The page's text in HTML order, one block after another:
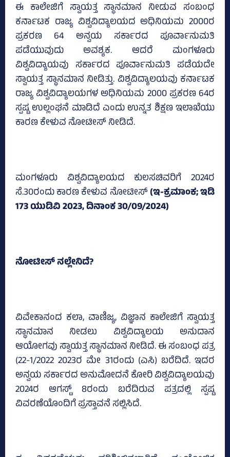
ಈ ಕಾಲೇಜಿಗೆ ಸ್ವಾಯತ್ತ ಸ್ಥಾನಮಾನ ನೀಡುವ ಸಂಬಂಧ
ಕರ್ನಾಟಕ ರಾಜ್ಯ ವಿಶ್ವವಿದ್ಯಾಲಯದ ಅಧಿನಿಯಮ 2000ರ
ಪ್ರಕರಣ 64 ಅನ್ವಯ ಸರ್ಕಾರದ ಪೂರ್ವಾನುಮತಿ
ಪಡೆಯುವುದು ಅವಶ್ಯಕ. ಆದರೆ ಮಂಗಳೂರು
ವಿಶ್ವವಿದ್ಯಾಯವು ಸರ್ಕಾರದ ಪೂರ್ವಾನುಮತಿ ಪಡೆಯದೇ
ಸ್ವಾಯತ್ತ ಸ್ಥಾನಮಾನ ನೀಡಿತ್ತು. ವಿಶ್ವವಿದ್ಯಾಲಯವು ಕರ್ನಾಟಕ
ರಾಜ್ಯ ವಿಶ್ವವಿದ್ಯಾಲಯಗಳ ಅಧಿನಿಯಮ 2000 ಪ್ರಕರಣ 64ರ
ಸ್ಪಷ್ಟ ಉಲ್ಲಂಘನೆ ಮಾಡಿದೆ ಎಂದು ಉನ್ನತ ಶಿಕ್ಷಣ ಇಲಾಖೆಯು
ಕಾರಣ ಕೇಳುವ ನೋಟೀಸ್‌ ನೀಡಿದೆ.
ಮಂಗಳೂರು ವಿಶ್ವವಿದ್ಯಾಲಯದ ಕುಲಸಚಿವರಿಗೆ 2024ರ
ಸೆ.30ರಂದು ಕಾರಣ ಕೇಳುವ ನೋಟೀಸ್‌ (ಇ-ಕ್ರಮಾಂಕ; ಇಡಿ
173 ಯುಡಿವಿ 2023, ದಿನಾಂಕ 30/09/2024)
ನೋಟೀಸ್‌ ನಲ್ಲೇನಿದೆ?
ವಿವೇಕಾನಂದ ಕಲಾ, ವಾಣಿಜ್ಯ, ವಿಜ್ಞಾನ ಕಾಲೇಜಿಗೆ ಸ್ವಾಯತ್ತ
ಸ್ಥಾನಮಾನ ನೀಡಲು ವಿಶ್ವವಿದ್ಯಾಲಯ ಅನುದಾನ
ಆಯೋಗವು ಸ್ವಾಯತ್ತ ಸ್ಥಾನಮಾನ ನೀಡಿದೆ. ಈ ಸಂಬಂಧ ಪತ್ರ
(22-1/2022 2023ರ ಮೇ 31ರಂದು (ಎಸಿ) ಬರೆದಿದೆ. ಇದರ
ಅನ್ವಯ ಸರ್ಕಾರದ ಅನುಮೋದನೆ ಕೋರಿ ವಿಶ್ವವಿದ್ಯಾಲಯವು
2024ರ ಆಗಸ್ಟ್‌ 8ರಂದು ಬರೆದಿರುವ ಪತ್ರದಲ್ಲಿ ಸ್ಪಷ್ಟ
ವಿವರಣೆಯೊಂದಿಗೆ ಪ್ರಸ್ತಾವನೆ ಸಲ್ಲಿಸಿದೆ.